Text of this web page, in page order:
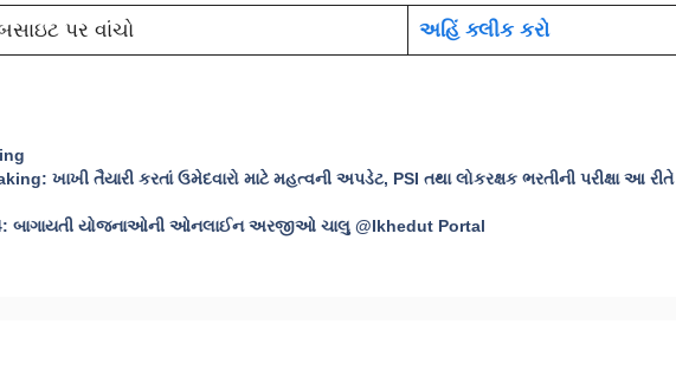
પર વાંચો અહિં ક્લીક કરો
ખાખી તૈયારી કરતાં ઉમેદવારો માટે મહત્વની અપડેટ, PSI તથા લોકરક્ષક ભરતીની પરીક્ષા આ રીતે
બાગાયતી યોજનાઓની ઓનલાઈન અરજીઓ ચાલુ @Ikhedut Portal